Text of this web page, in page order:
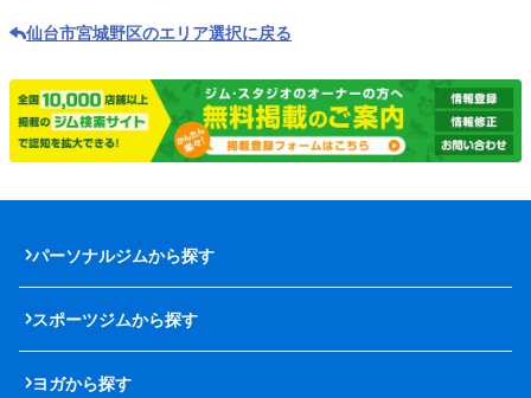
仙台市宮城野区のエリア選択に戻る
パーソナルジムから探す
スポーツジムから探す
ヨガから探す